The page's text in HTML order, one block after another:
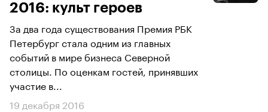
2016: культ героев
За два года существования Премия РБК
Петербург стала одним из главных
событий в мире бизнеса Северной
столицы. По оценкам гостей, принявших
участие в...
19 декабря 2016